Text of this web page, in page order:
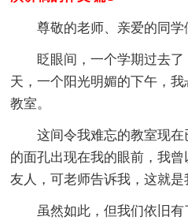
尊敬的老师、亲爱的同学
眨眼间，一个学期过去
天，一个阳光明媚的下午，
教室。
这间令我难忘的教室现
的面孔出现在我的眼前，我
友人，可老师告诉我，这就是
虽然如此，但我们依旧